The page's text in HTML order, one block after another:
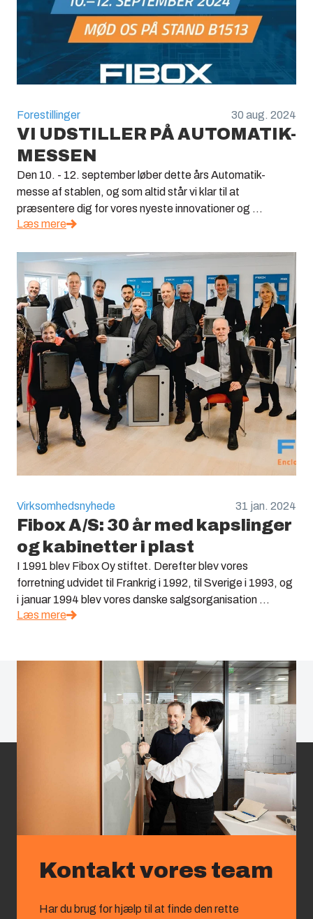
Forestillinger 30 aug. 2024
VI UDSTILLER PÅ AUTOMATIK-
MESSEN
Den 10. - 12. september løber dette års Automatik-
messe af stablen, og som altid står vi klar til at
præsentere dig for vores nyeste innovationer og ...
Læs mere
Virksomhedsnyhede 31 jan. 2024
Fibox A/S: 30 år med kapslinger
og kabinetter i plast
I 1991 blev Fibox Oy stiftet. Derefter blev vores
forretning udvidet til Frankrig i 1992, til Sverige i 1993, og
i januar 1994 blev vores danske salgsorganisation ...
Læs mere
Kontakt vores team
Har du brug for hjælp til at finde den rette